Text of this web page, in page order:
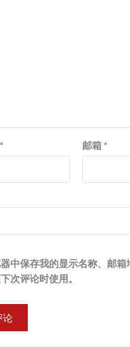
* 邮箱 *
中保存我的显示名称、邮箱
次评论时使用。